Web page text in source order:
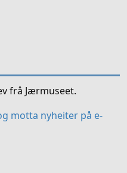
frå Jærmuseet.
motta nyheiter på e-